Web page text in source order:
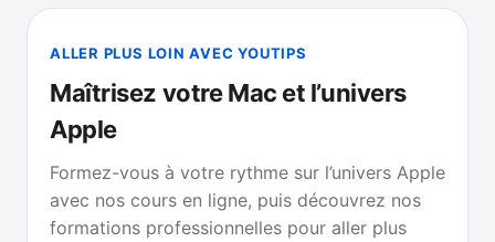
ALLER PLUS LOIN AVEC YOUTIPS
Maîtrisez votre Mac et l’univers
Apple
Formez-vous à votre rythme sur l’univers Apple
avec nos cours en ligne, puis découvrez nos
formations professionnelles pour aller plus